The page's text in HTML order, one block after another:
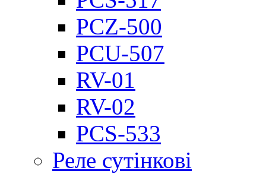
PCZ-500
PCU-507
RV-01
RV-02
PCS-533
Реле сутінкові